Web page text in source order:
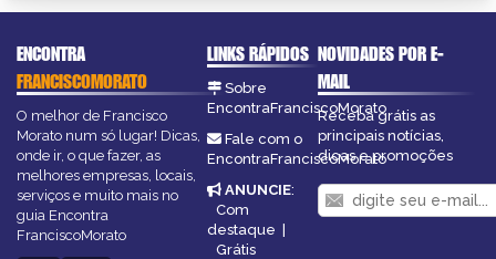
ENCONTRA
FRANCISCOMORATO
O melhor de Francisco
Morato num só lugar! Dicas,
onde ir, o que fazer, as
melhores empresas, locais,
serviços e muito mais no
guia Encontra
FranciscoMorato
LINKS RÁPIDOS
Sobre
EncontraFranciscoMorato
Fale com o
EncontraFranciscoMorato
ANUNCIE:
Com
destaque
Grátis
NOVIDADES POR E-
MAIL
Receba grátis as
principais notícias,
dicas e promoções